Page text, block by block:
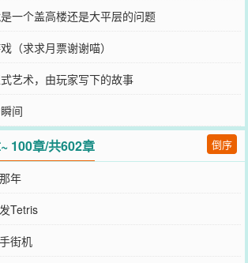
一个盖高楼还是大平层的问题
（求求月票谢谢喵）
艺术，由玩家写下的故事
间
100章/共602章 倒序
年
Tetris
街机